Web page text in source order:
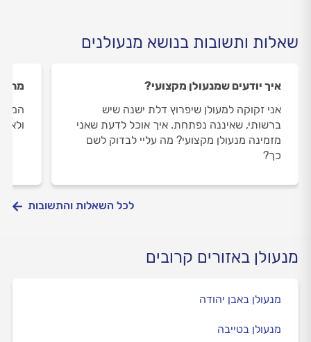
שאלות ותשובות בנושא מנעולנים
איך יודעים שמנעולן מקצועי?
אני זקוקה למעולן שיפרוץ דלת ישנה שיש
ברשותי, שאיננה נפתחת. איך אוכל לדעת שאני
מזמינה מנעולן מקצועי? מה עליי לבדוק לשם
כך?
מה
ולא
לכל השאלות והתשובות
מנעולן באזורים קרובים
מנעולן באבן יהודה
מנעולן בטייבה